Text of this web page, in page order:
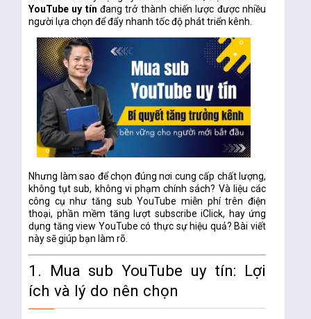
YouTube uy tín đang trở thành chiến lược được nhiều
người lựa chọn để đẩy nhanh tốc độ phát triển kênh.
Nhưng làm sao để chọn đúng nơi cung cấp chất lượng,
không tụt sub, không vi phạm chính sách? Và liệu các
công cụ nhưtăng sub YouTube miễn phí trên điện
thoại, phần mềm tăng lượt subscribe iClick, hay ứng
dụng tăng view YouTube có thực sự hiệu quả? Bài viết
này sẽ giúp bạn làm rõ.
1. Mua sub YouTube uy tín: Lợi
ích và lý do nên chọn